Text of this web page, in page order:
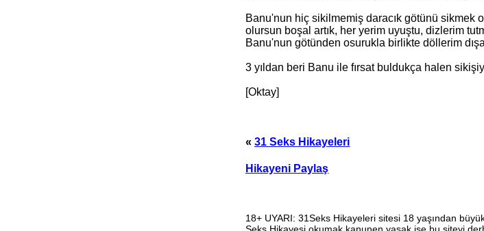
Banu'nun hiç sikilmemiş daracık götünü
olursun boşal artık, her yerim uyuştu, dizlerim
Banu'nun götünden osurukla birlikte döllerim
3 yıldan beri Banu ile fırsat buldukça halen
[Oktay]
«31 Seks Hikayeleri
Hikayeni Paylaş
18+ UYARI: 31Seks Hikayeleri sitesi 18 yaşından